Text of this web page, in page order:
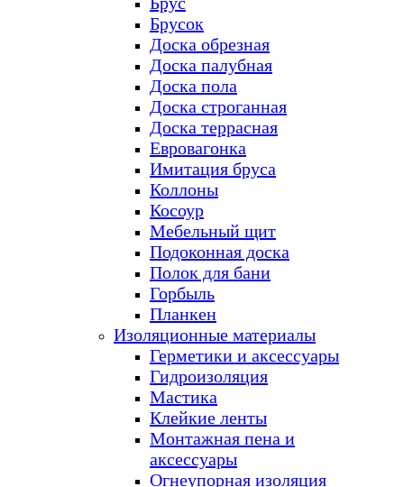
Брусок
Доска обрезная
Доска палубная
Доска пола
Доска строганная
Доска террасная
Евровагонка
Имитация бруса
Коллоны
Косоур
Мебельный щит
Подоконная доска
Полок для бани
Горбыль
Планкен
Изоляционные материалы
Герметики и аксессуары
Гидроизоляция
Мастика
Клейкие ленты
Монтажная пена и
аксессуары
Огнеупорная изоляция